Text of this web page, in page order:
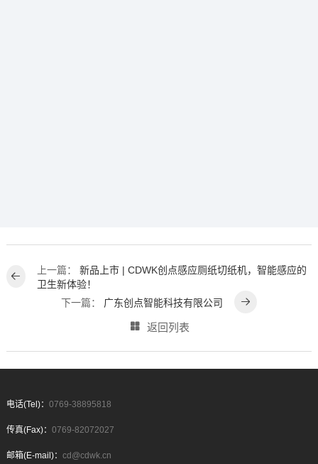
上一篇： 新品上市 | CDWK创点感应厕纸切纸机，智能感应的
卫生新体验！
下一篇： 广东创点智能科技有限公司
返回列表
电话(Tel)： 0769-38895818
传真(Fax)： 0769-82072027
邮箱(E-mail)： cd@cdwk.cn